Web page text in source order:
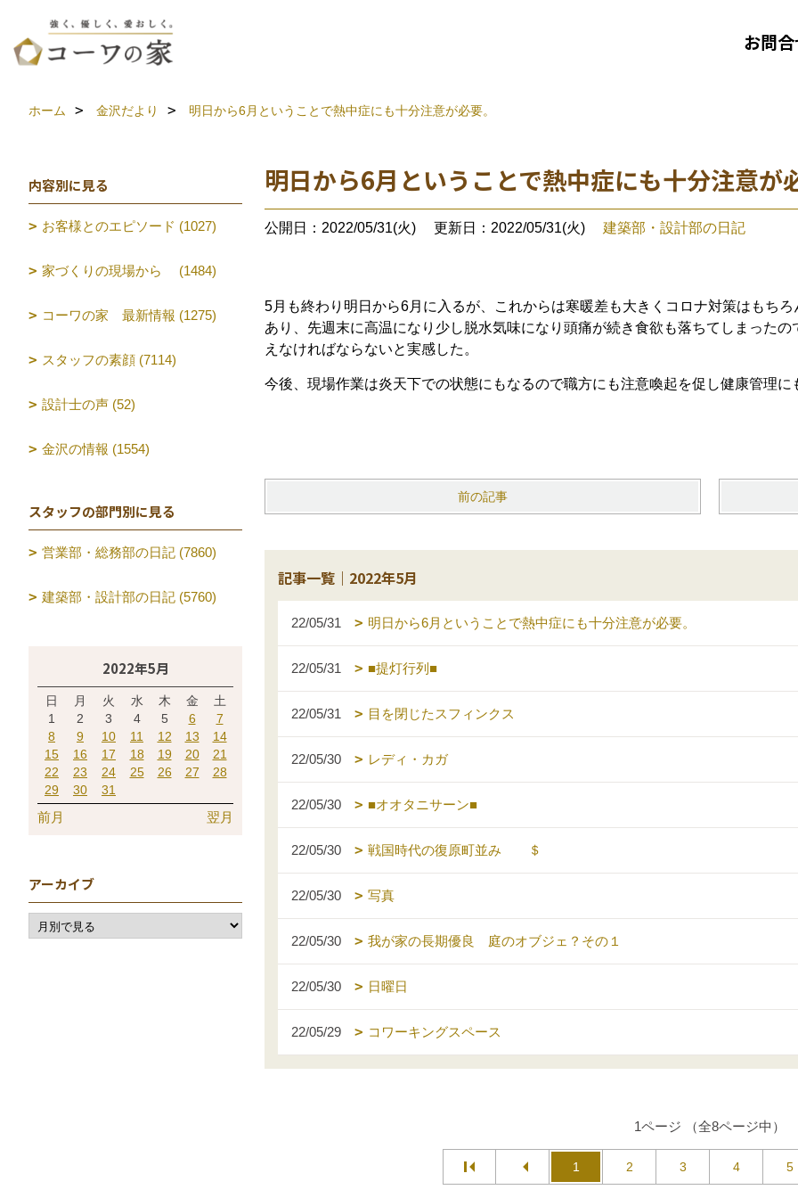
お問
ホーム 金沢だより 明日から6月ということで熱中症にも十分注意が必要。
明日から6月ということで熱中症にも十分注意が
公開日：2022/05/31(火) 更新日：2022/05/31(火) 建築部・設計部の日記
5月も終わり明日から6月に入るが、これからは寒暖差も大きくコロナ対策はもち
あり、先週末に高温になり少し脱水気味になり頭痛が続き食欲も落ちてしまった
えなければならないと実感した。
今後、現場作業は炎天下での状態にもなるので職方にも注意喚起を促し健康管理
前の記事
記事一覧｜2022年5月
22/05/31 明日から6月ということで熱中症にも十分注意が必要。
22/05/31 ■提灯行列■
22/05/31 目を閉じたスフィンクス
22/05/30 レディ・カガ
22/05/30 ■オオタニサーン■
22/05/30 戦国時代の復原町並み ＄
22/05/30 写真
22/05/30 我が家の長期優良 庭のオブジェ？その１
22/05/30 日曜日
22/05/29 コワーキングスペース
1ページ （全8ページ中）
1 2 3 4 5
内容別に見る
お客様とのエピソード (1027)
家づくりの現場から (1484)
コーワの家 最新情報 (1275)
スタッフの素顔 (7114)
設計士の声 (52)
金沢の情報 (1554)
スタッフの部門別に見る
営業部・総務部の日記 (7860)
建築部・設計部の日記 (5760)
2022年5月
日 月 火 水 木 金
土
1
2 3 4 5 6
7
8
9 10 11 12 13
14
15
16 17 18 19 20
21
22
23 24 25 26 27
28
29
30 31
前月 翌月
アーカイブ